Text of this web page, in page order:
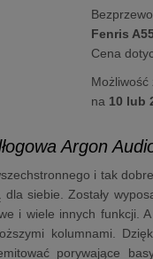
Fenris
Cena
Możliwość
na 10 lub
Argon
i tak
siebie. Zostały
i wiele innych funkcji.
kolumnami.
porywające